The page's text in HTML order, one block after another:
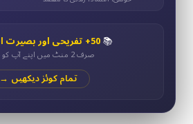
📚50+ تفریحی اور بصیرت افروز کوئز
صرف 2 منٹ میں اپنے آپ کو جانیں
تمام کوئز دیکھیں →